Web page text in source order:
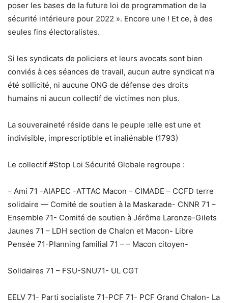
poser les bases de la future loi de programmation de la
sécurité intérieure pour 2022 ». Encore une ! Et ce, à des
seules fins électoralistes.
Si les syndicats de policiers et leurs avocats sont bien
conviés à ces séances de travail, aucun autre syndicat n’a
été sollicité, ni aucune ONG de défense des droits
humains ni aucun collectif de victimes non plus.
La souveraineté réside dans le peuple :elle est une et
indivisible, imprescriptible et inaliénable (1793)
Le collectif #Stop Loi Sécurité Globale regroupe :
– Ami 71 -AIAPEC -ATTAC Macon – CIMADE – CCFD terre
solidaire — Comité de soutien à la Maskarade- CNNR 71 –
Ensemble 71- Comité de soutien à Jérôme Laronze-Gilets
Jaunes 71 – LDH section de Chalon et Macon- Libre
Pensée 71-­Planning familial 71 – – Macon citoyen-
Solidaires 71 – FSU-SNU71- UL CGT
EELV 71- Parti socialiste 71-PCF 71- PCF Grand Chalon- La